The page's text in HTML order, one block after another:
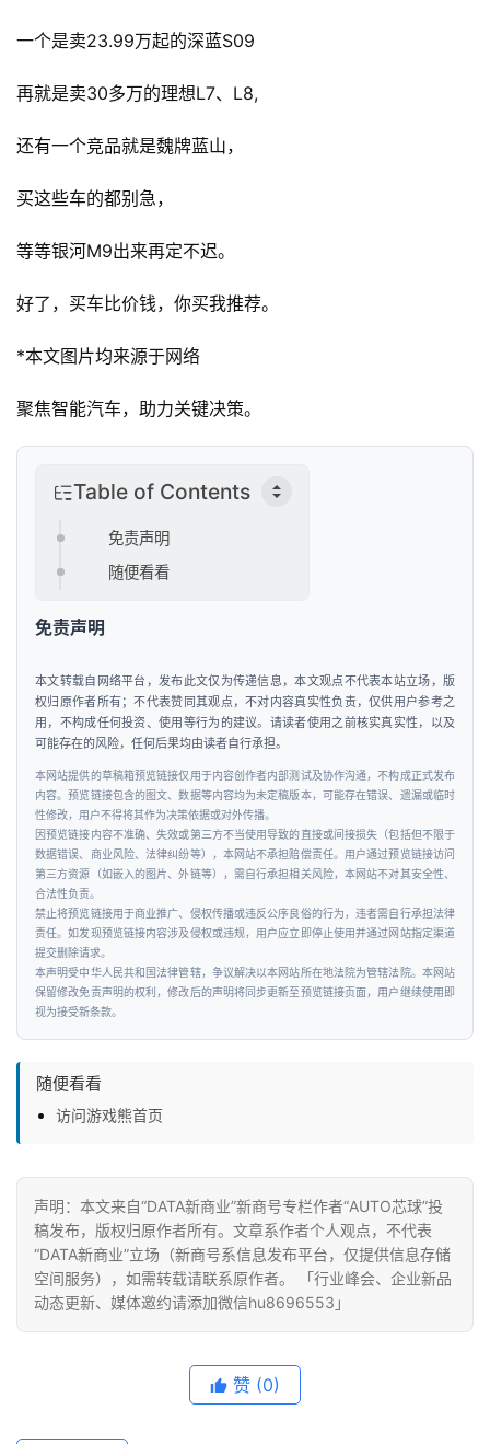
技
投
资
人
智
汽
&
行
一个是卖23.99万起的深蓝S09
再就是卖30多万的理想L7、L8,
还有一个竞品就是魏牌蓝山，
买这些车的都别急，
等等银河M9出来再定不迟。
好了，买车比价钱，你买我推荐。
*本文图片均来源于网络
聚焦智能汽车，助力关键决策。
Table of Contents
免责声明
随便看看
免责声明
本文转载自网络平台，发布此文仅为传递信息，本文观点不代表本站立场，版
权归原作者所有；不代表赞同其观点，不对内容真实性负责，仅供用户参考之
用，不构成任何投资、使用等行为的建议。请读者使用之前核实真实性，以及
可能存在的风险，任何后果均由读者自行承担。
本网站提供的草稿箱预览链接仅用于内容创作者内部测试及协作沟通，不构成正式发布
内容。预览链接包含的图文、数据等内容均为未定稿版本，可能存在错误、遗漏或临时
性修改，用户不得将其作为决策依据或对外传播。
因预览链接内容不准确、失效或第三方不当使用导致的直接或间接损失（包括但不限于
数据错误、商业风险、法律纠纷等），本网站不承担赔偿责任。用户通过预览链接访问
第三方资源（如嵌入的图片、外链等），需自行承担相关风险，本网站不对其安全性、
合法性负责。
禁止将预览链接用于商业推广、侵权传播或违反公序良俗的行为，违者需自行承担法律
责任。如发现预览链接内容涉及侵权或违规，用户应立即停止使用并通过网站指定渠道
提交删除请求。
本声明受中华人民共和国法律管辖，争议解决以本网站所在地法院为管辖法院。本网站
保留修改免责声明的权利，修改后的声明将同步更新至预览链接页面，用户继续使用即
视为接受新条款。
随便看看
访问游戏熊首页
声明：本文来自“DATA新商业”新商号专栏作者“AUTO芯球”投
稿发布，版权归原作者所有。文章系作者个人观点，不代表
“DATA新商业”立场（新商号系信息发布平台，仅提供信息存储
空间服务），如需转载请联系原作者。 「行业峰会、企业新品
动态更新、媒体邀约请添加微信hu8696553」
赞 (0)